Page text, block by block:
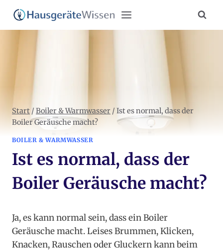
Zum
Inhalt
springen
Start / Boiler & Warmwasser / Ist es normal, dass der
Boiler Geräusche macht?
BOILER & WARMWASSER
Ist es normal, dass der
Boiler Geräusche macht?
Ja, es kann normal sein, dass ein Boiler
Geräusche macht. Leises Brummen, Klicken,
Knacken, Rauschen oder Gluckern kann beim